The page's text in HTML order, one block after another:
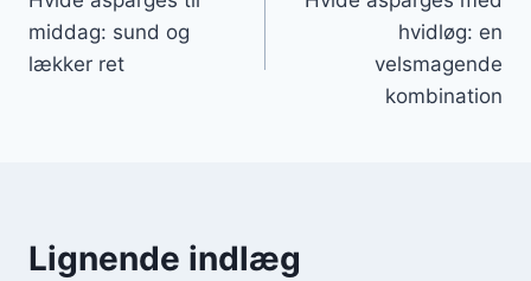
middag: sund og
lækker ret
hvidløg: en
velsmagende
kombination
Lignende indlæg